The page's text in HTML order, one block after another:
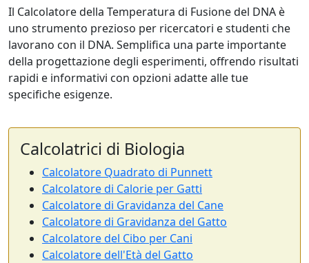
Il Calcolatore della Temperatura di Fusione del DNA è
uno strumento prezioso per ricercatori e studenti che
lavorano con il DNA. Semplifica una parte importante
della progettazione degli esperimenti, offrendo risultati
rapidi e informativi con opzioni adatte alle tue
specifiche esigenze.
Calcolatrici di Biologia
Calcolatore Quadrato di Punnett
Calcolatore di Calorie per Gatti
Calcolatore di Gravidanza del Cane
Calcolatore di Gravidanza del Gatto
Calcolatore del Cibo per Cani
Calcolatore dell'Età del Gatto